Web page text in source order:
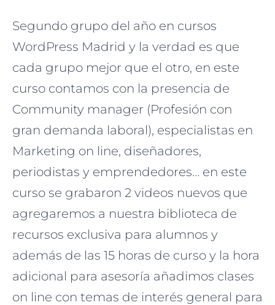
Segundo grupo del año en cursos
WordPress Madrid y la verdad es que
cada grupo mejor que el otro, en este
curso contamos con la presencia de
Community manager (Profesión con
gran demanda laboral), especialistas en
Marketing on line, diseñadores,
periodistas y emprendedores… en este
curso se grabaron 2 videos nuevos que
agregaremos a nuestra biblioteca de
recursos exclusiva para alumnos y
además de las 15 horas de curso y la hora
adicional para asesoría añadimos clases
on line con temas de interés general para